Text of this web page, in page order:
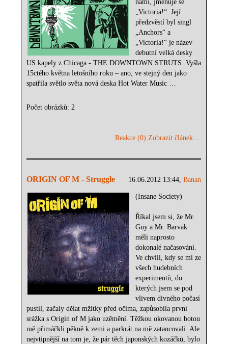
námi, jmenuje se
„Victoria!“. Její
předzvěstí byl singl
„Anchors“ a
„Victoria!“ je název
debutní velká desky
US kapely z Chicaga - THE DOWNTOWN STRUTS. Vyšla
15ctého května letošního roku – ano, ve stejný den jako
spatřila světlo světa nová deska Hot Water Music …
Počet obrázků: 2
Reakce (0) Zobrazit článek ...
16.06.2012 13:44,Banan
ORIGIN OF M - Struggle
(Insane Society)
Říkal jsem si, že Mr.
Guy a Mr. Barvak
měli naprosto
dokonalé načasování.
Ve chvíli, kdy se mi ze
všech hudebních
experimentů, do
kterých jsem se pod
vlivem divného počasí
pustil, začaly dělat mžitky před očima, zapůsobila první
srážka s Origin of M jako uzěmění. Těžkou okovanou botou
mě přimáčkli pěkně k zemi a parkrát na mě zatancovali. Ale
nejvtipnější na tom je, že pár těch japonských kozáčků, bylo